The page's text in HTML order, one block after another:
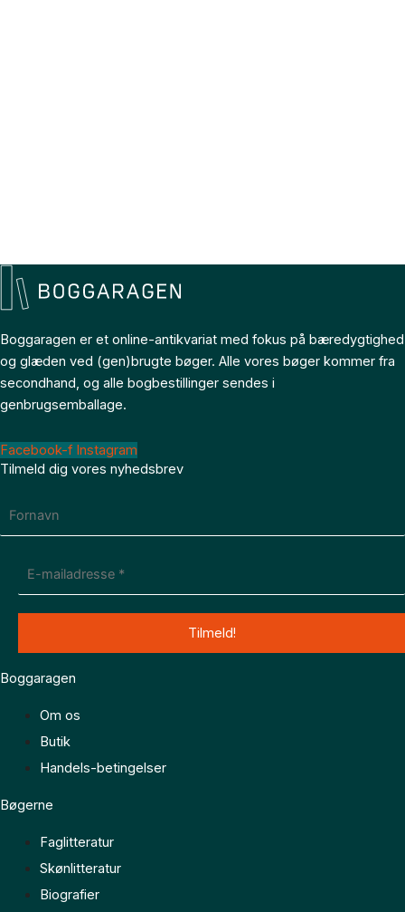
Boggaragen er et online-antikvariat med fokus på bæredygtighed
og glæden ved (gen)brugte bøger. Alle vores bøger kommer fra
secondhand, og alle bogbestillinger sendes i
genbrugsemballage.
Facebook-f Instagram
Tilmeld dig vores nyhedsbrev
Boggaragen
Om os
Butik
Handels-betingelser
Bøgerne
Faglitteratur
Skønlitteratur
Biografier